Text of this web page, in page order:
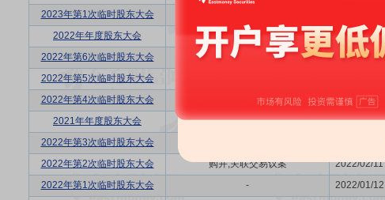
2023年第1次临时股东大会
2022年年度股东大会
关联交易议案,利润分配方案,年... 2023/05/18
2022年第6次临时股东大会
关联交易议案 2022/11/15
2022年第5次临时股东大会
2022年第4次临时股东大会
董事换届议案 2022/09/15
2021年年度股东大会
购并,关联交易议案,利润分配方... 2022/05/19
2022年第3次临时股东大会
2022年第2次临时股东大会
购并,关联交易议案 2022/02/11
2022年第1次临时股东大会
- 2022/01/12